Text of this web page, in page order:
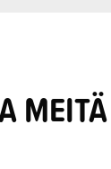
MEITÄ